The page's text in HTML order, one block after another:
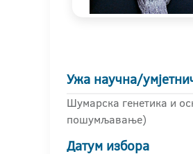
Ужа научна/
Шумарска генетика и
пошумљавање)
Датум избора